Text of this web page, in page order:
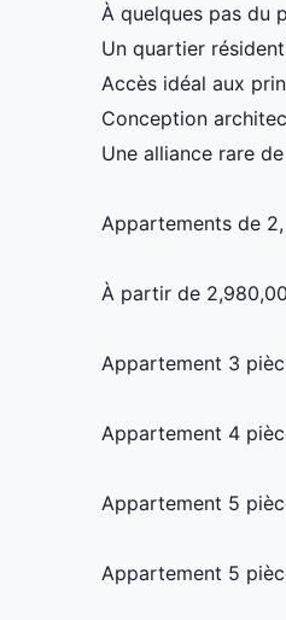
À quelques pas du
Un quartier
Accès idéal aux
Conception
Une alliance rare
Appartements de
À partir de
Appartement 3
Appartement 4
Appartement 5
Appartement 5